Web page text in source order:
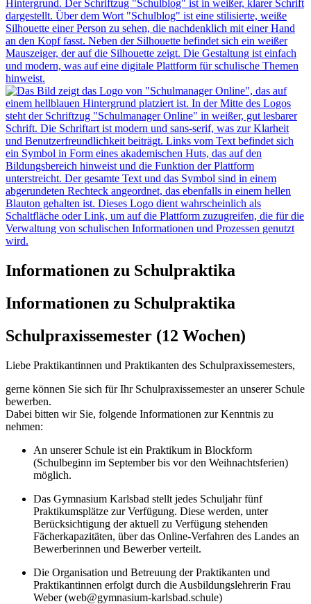
Informationen zu Schulpraktika
Informationen zu Schulpraktika
Schulpraxissemester (12 Wochen)
Liebe Praktikantinnen und Praktikanten des Schulpraxissemesters,
gerne können Sie sich für Ihr Schulpraxissemester an unserer Schule
bewerben.
Dabei bitten wir Sie, folgende Informationen zur Kenntnis zu
nehmen:
An unserer Schule ist ein Praktikum in Blockform
(Schulbeginn im September bis vor den Weihnachtsferien)
möglich.
Das Gymnasium Karlsbad stellt jedes Schuljahr fünf
Praktikumsplätze zur Verfügung. Diese werden, unter
Berücksichtigung der aktuell zu Verfügung stehenden
Fächerkapazitäten, über das Online-Verfahren des Landes an
Bewerberinnen und Bewerber verteilt.
Die Organisation und Betreuung der Praktikanten und
Praktikantinnen erfolgt durch die Ausbildungslehrerin Frau
Weber (web@gymnasium-karlsbad.schule)